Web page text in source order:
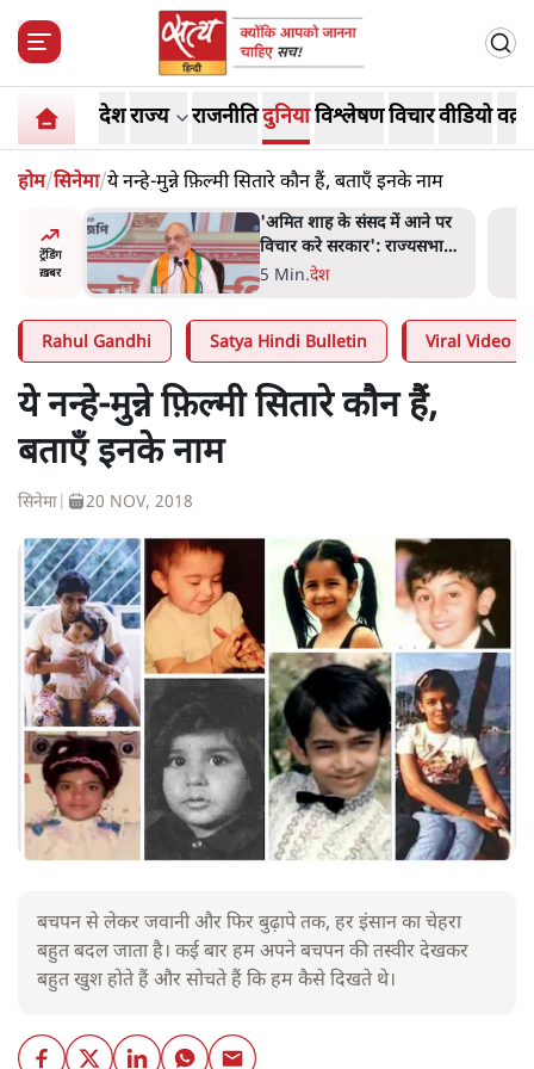
देशराज्य राजनीतिदुनियाविश्लेषणविचारवीडियो
होम/सिनेमा/ये नन्हे-मुन्ने फ़िल्मी सितारे कौन हैं, बताएँ इनके नाम
ट्रेंडिंग
ख़बर
जनता का 2.32 करोड़ रोज़ाना
खर्चः योगी सरकार ने विज्ञापनों पर
उड़ाने में मोदी 3.0 को भी पीछे
7 Min.उत्तर प्रदेश
Rahul Gandhi Satya Hindi Bulletin Viral Video
ये नन्हे-मुन्ने फ़िल्मी सितारे कौन हैं,
बताएँ इनके नाम
सिनेमा 20 NOV, 2018
बचपन से लेकर जवानी और फिर बुढ़ापे तक, हर इंसान का चेहरा
बहुत बदल जाता है। कई बार हम अपने बचपन की तस्वीर देखकर
बहुत खुश होते हैं और सोचते हैं कि हम कैसे दिखते थे।